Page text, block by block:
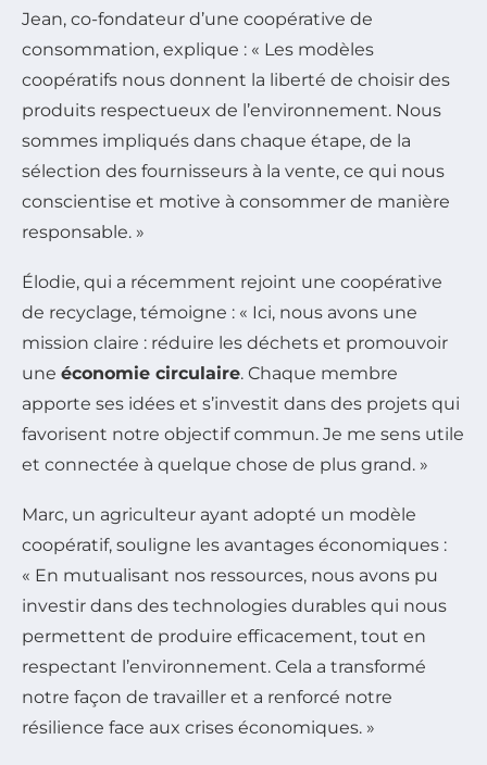
Jean, co-fondateur d’une coopérative de
consommation, explique : « Les modèles
coopératifs nous donnent la liberté de choisir des
produits respectueux de l’environnement. Nous
sommes impliqués dans chaque étape, de la
sélection des fournisseurs à la vente, ce qui nous
conscientise et motive à consommer de manière
responsable. »
Élodie, qui a récemment rejoint une coopérative
de recyclage, témoigne : « Ici, nous avons une
mission claire : réduire les déchets et promouvoir
une économie circulaire. Chaque membre
apporte ses idées et s’investit dans des projets qui
favorisent notre objectif commun. Je me sens utile
et connectée à quelque chose de plus grand. »
Marc, un agriculteur ayant adopté un modèle
coopératif, souligne les avantages économiques :
« En mutualisant nos ressources, nous avons pu
investir dans des technologies durables qui nous
permettent de produire efficacement, tout en
respectant l’environnement. Cela a transformé
notre façon de travailler et a renforcé notre
résilience face aux crises économiques. »